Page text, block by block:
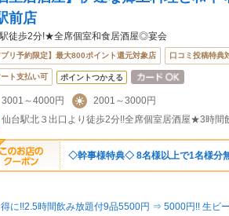
前店
徒歩2分!★全席個室和食居酒屋◎宴会
プリ予約限定】最大800ポイント還元対象店 口コミ投稿特典
ート支払い可 ポイントつかえる
3001～4000円
2001～3000円
◇幹事様特典◇ 8名様以上で1名様分
得に!!2.5時間飲み放題付9品5500円 ⇒ 5000円!! 生ビ